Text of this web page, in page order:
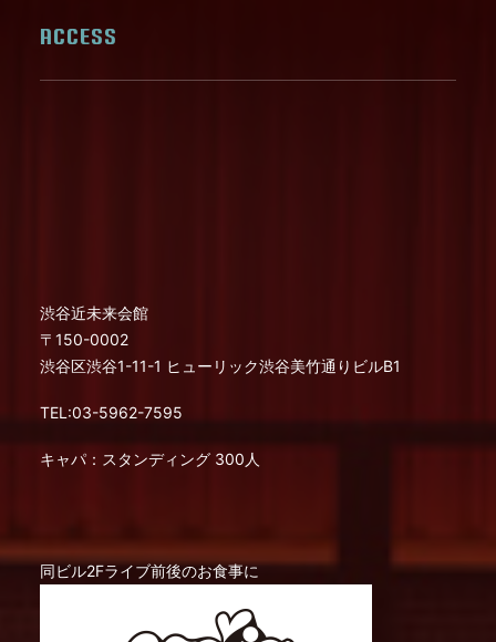
ACCESS
渋谷近未来会館
〒150-0002
渋谷区渋谷1-11-1 ヒューリック渋谷美竹通りビルB1
TEL:03-5962-7595
キャパ：スタンディング 300人
同ビル2Fライブ前後のお食事に